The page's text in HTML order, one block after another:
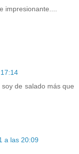
impresionante....
de salado más que
a las 20:09